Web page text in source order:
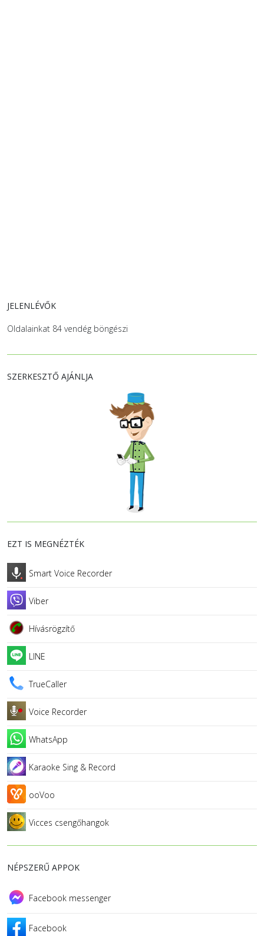
JELENLÉVŐK
Oldalainkat 84 vendég böngészi
SZERKESZTŐ AJÁNLJA
EZT IS MEGNÉZTÉK
Smart Voice Recorder
Viber
Hívásrögzítő
LINE
TrueCaller
Voice Recorder
WhatsApp
Karaoke Sing & Record
ooVoo
Vicces csengőhangok
NÉPSZERŰ APPOK
Facebook messenger
Facebook